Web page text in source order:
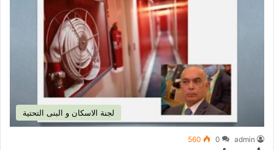
لجنة الاسكان و البنى التحتية
admin
0
560